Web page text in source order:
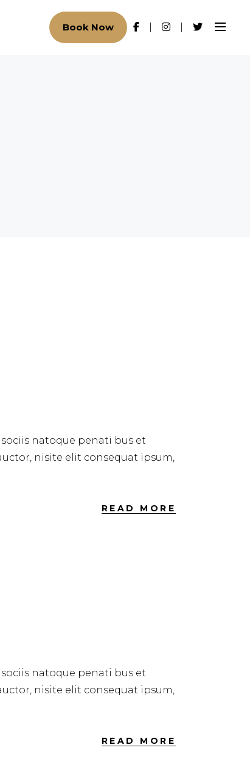
Book Now
natoque penati bus et
nisite elit consequat ipsum,
READ MORE
natoque penati bus et
nisite elit consequat ipsum,
READ MORE